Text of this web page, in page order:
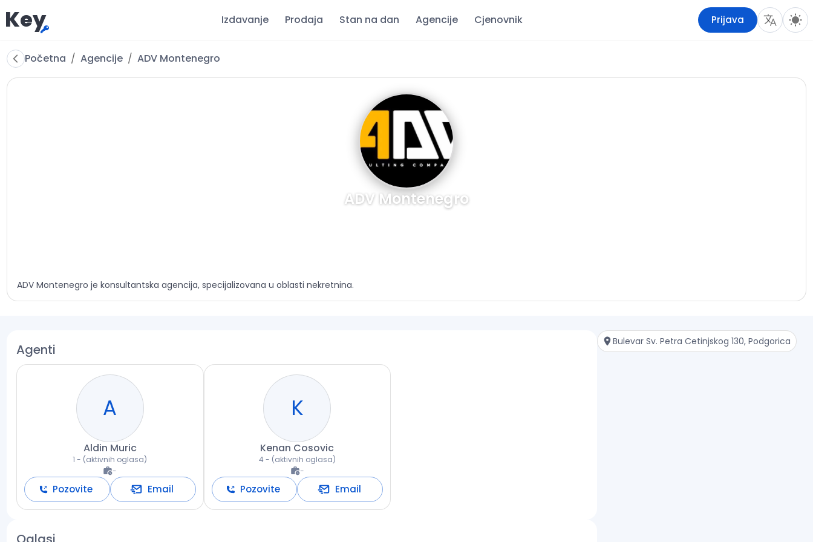
Key Izdavanje Prodaja Stan na dan Agencije Cjenovnik Prijava
Početna / Agencije / ADV Montenegro
ADV Montenegro
ADV Montenegro je konsultantska agencija, specijalizovana u oblasti nekretnina.
Agenti
A
Aldin Muric
1 - (aktivnih oglasa)
-
Pozovite Email
K
Kenan Cosovic
4- (aktivnih oglasa)
-
Pozovite Email
Bulevar Sv. Petra Cetinjskog 130, Podgorica